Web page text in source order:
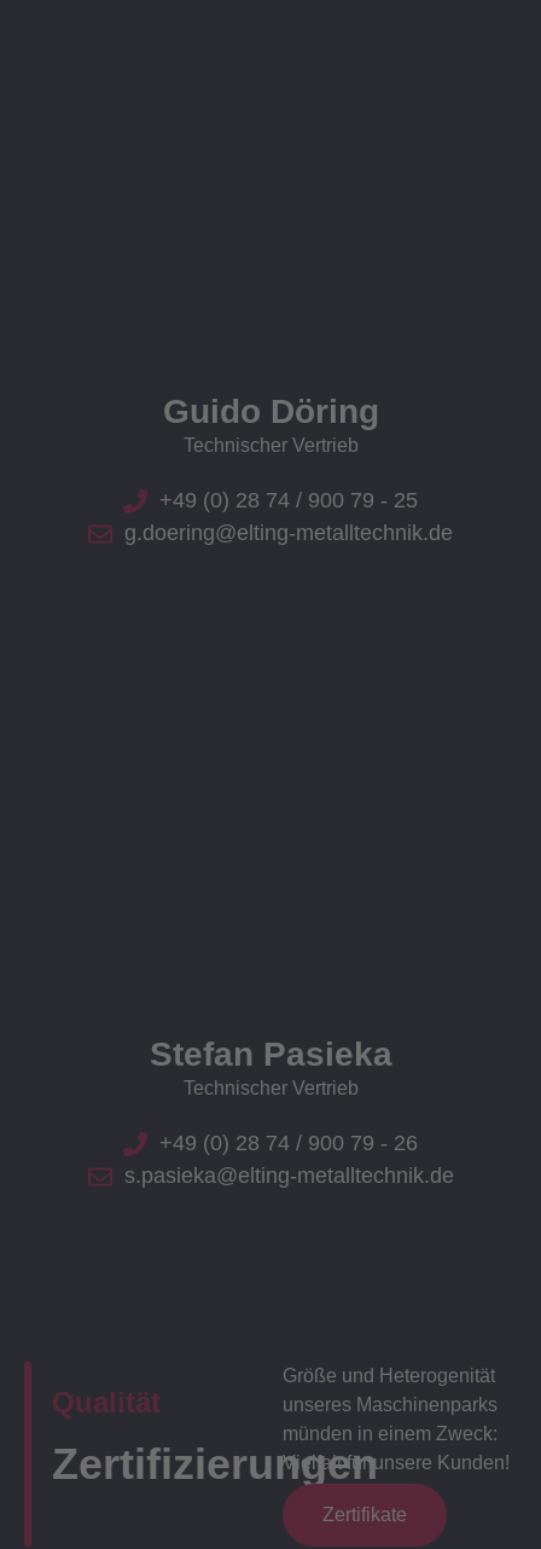
Guido Döring
Technischer Vertrieb
+49 (0) 28 74 / 900 79 - 25
g.doering@elting-metalltechnik.de
Stefan Pasieka
Technischer Vertrieb
+49 (0) 28 74 / 900 79 - 26
s.pasieka@elting-metalltechnik.de
Qualität
Zertifizierungen
Größe und Heterogenität
unseres Maschinenparks
münden in einem Zweck:
Vielfalt für unsere Kunden!
Zertifikate